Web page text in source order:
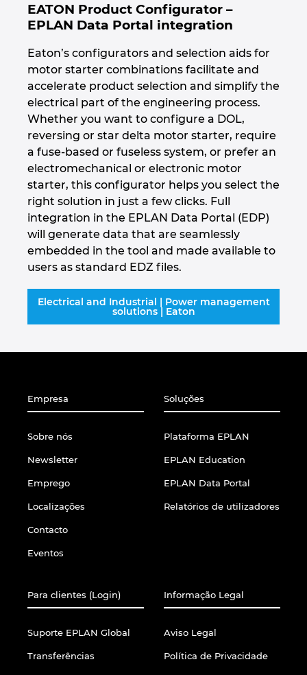
EATON Product Configurator –
EPLAN Data Portal integration
Eaton’s configurators and selection aids for
motor starter combinations facilitate and
accelerate product selection and simplify the
electrical part of the engineering process.
Whether you want to configure a DOL,
reversing or star delta motor starter, require
a fuse-based or fuseless system, or prefer an
electromechanical or electronic motor
starter, this configurator helps you select the
right solution in just a few clicks. Full
integration in the EPLAN Data Portal (EDP)
will generate data that are seamlessly
embedded in the tool and made available to
users as standard EDZ files.
Electrical and Industrial | Power management
solutions | Eaton
Empresa
Sobre nós
Newsletter
Emprego
Localizações
Contacto
Eventos
Soluções
Plataforma EPLAN
EPLAN Education
EPLAN Data Portal
Relatórios de utilizadores
Para clientes (Login)
Suporte EPLAN Global
Transferências
Informação Legal
Aviso Legal
Política de Privacidade
Netherlands
New Zealand
Norway
Peru
Philippines
Poland
Portugal
Romania
Serbia
Slovenia
South Africa
Spain
Turkey